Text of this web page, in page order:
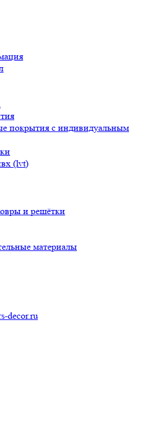
покрытия с индивидуальным
(lvt)
и решётки
материалы
decor.ru